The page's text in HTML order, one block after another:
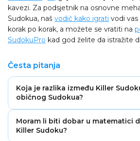
kavezi. Za podsjetnik na osnovne
Sudokua, naš vodič kako igrati vodi vas
korak po korak, a možete se vratiti na
SudokuPro kad god želite da istražite
Česta pitanja
Koja je razlika između Killer
običnog Sudokua?
brojeva kao početne tragove. Killer
sve te tragove zamjenjuje kavezima
Moram li biti dobar u matematici
Killer Sudoku?